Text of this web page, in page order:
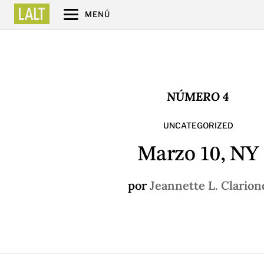
MENÚ
NÚMERO 4
UNCATEGORIZED
Marzo 10, NY
por Jeannette L.